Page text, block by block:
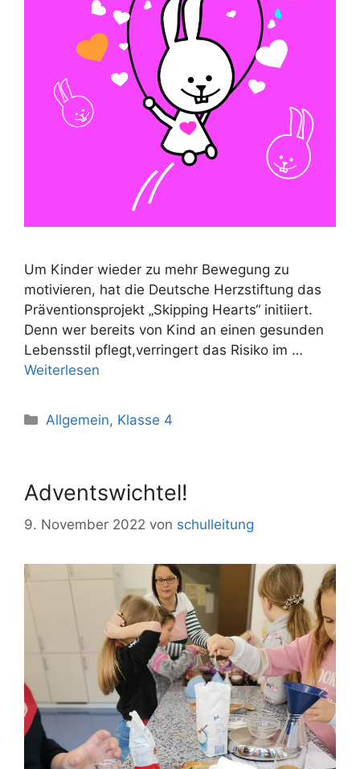
Um Kinder wieder zu mehr Bewegung zu
motivieren, hat die Deutsche Herzstiftung das
Präventionsprojekt „Skipping Hearts“ initiiert.
Denn wer bereits von Kind an einen gesunden
Lebensstil pflegt,verringert das Risiko im …
Weiterlesen
Allgemein, Klasse 4
Adventswichtel!
9. November 2022 von schulleitung